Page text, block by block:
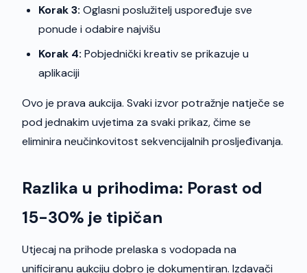
Korak 3: Oglasni poslužitelj uspoređuje sve
ponude i odabire najvišu
Korak 4: Pobjednički kreativ se prikazuje u
aplikaciji
Ovo je prava aukcija. Svaki izvor potražnje natječe se
pod jednakim uvjetima za svaki prikaz, čime se
eliminira neučinkovitost sekvencijalnih prosljeđivanja.
Razlika u prihodima: Porast od
15-30% je tipičan
Utjecaj na prihode prelaska s vodopada na
unificiranu aukciju dobro je dokumentiran. Izdavači